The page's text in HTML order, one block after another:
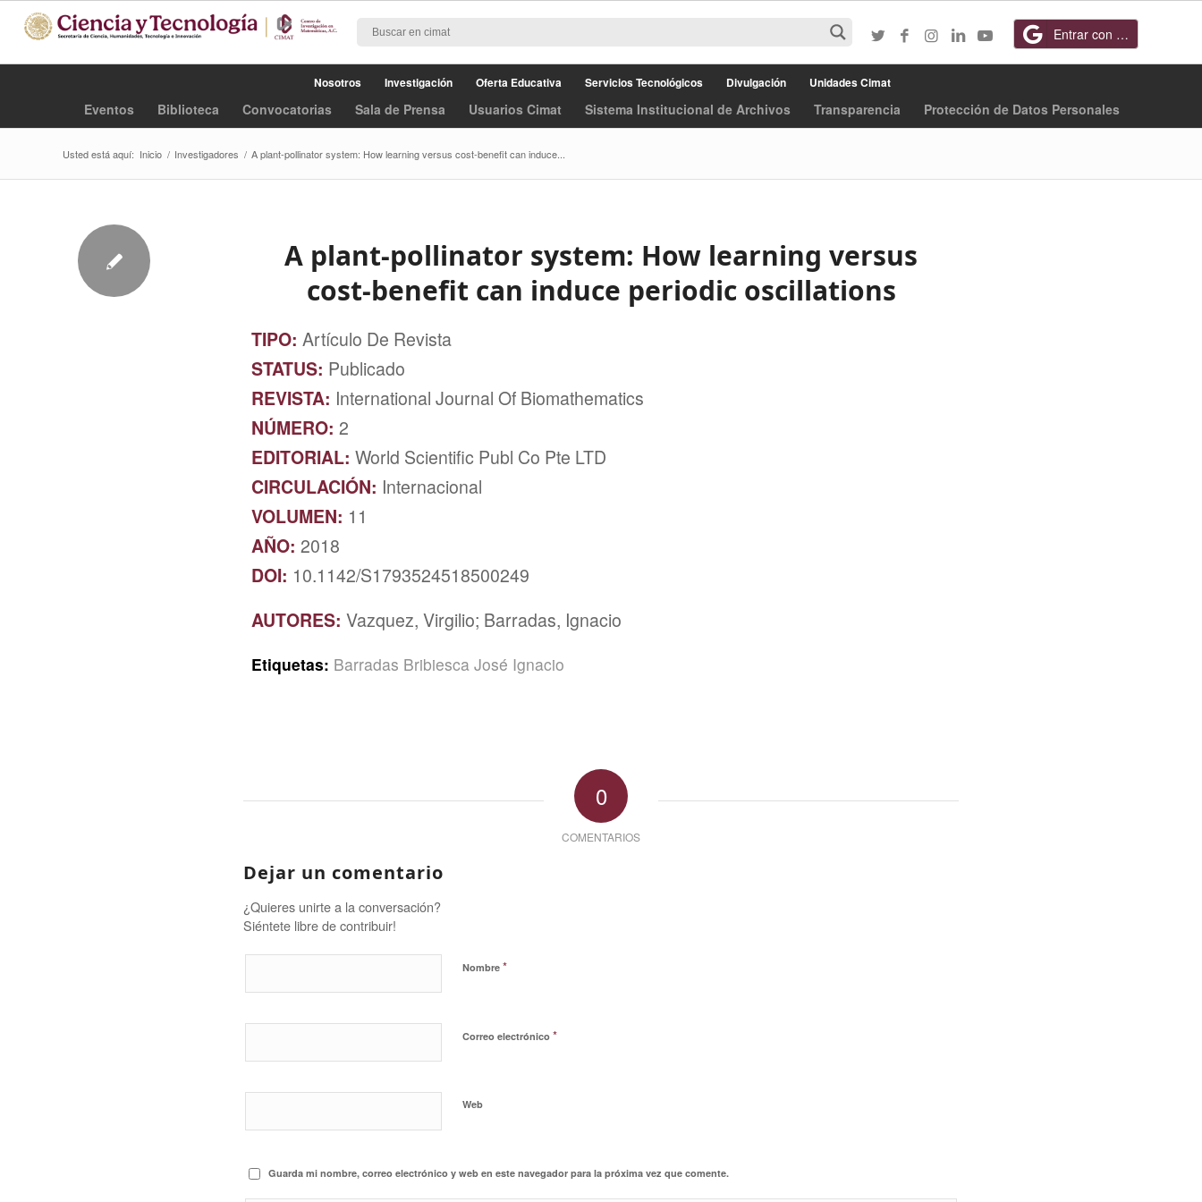
Entrar con Google
Nosotros Investigación Oferta Educativa Servicios Tecnológicos Divulgación Unidades Cimat
Eventos Biblioteca Convocatorias Sala de Prensa Usuarios Cimat Sistema Institucional de Archivos Transparencia Protección de Datos Personales
Usted está aquí: Inicio / Investigadores / A plant-pollinator system: How learning versus cost-benefit can induce...
A plant-pollinator system: How learning versus
cost-benefit can induce periodic oscillations
TIPO: Artículo De Revista
STATUS: Publicado
REVISTA: International Journal Of Biomathematics
NÚMERO: 2
EDITORIAL: World Scientific Publ Co Pte LTD
CIRCULACIÓN: Internacional
VOLUMEN: 11
AÑO: 2018
DOI: 10.1142/S1793524518500249
AUTORES: Vazquez, Virgilio; Barradas, Ignacio
Etiquetas: Barradas Bribiesca José Ignacio
0
COMENTARIOS
Dejar un comentario
¿Quieres unirte a la conversación?
Siéntete libre de contribuir!
Nombre *
Correo electrónico *
Web
Guarda mi nombre, correo electrónico y web en este navegador para la próxima vez que comente.